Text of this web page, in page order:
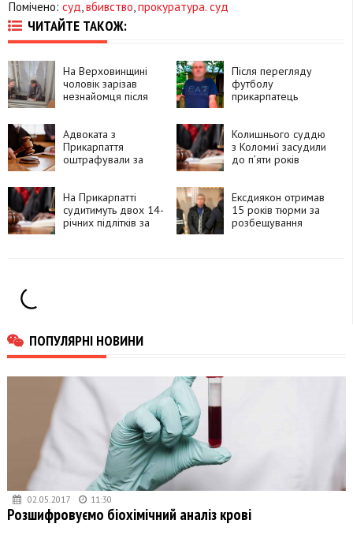
Помічено: суд вбивство прокуратура. суд
ЧИТАЙТЕ ТАКОЖ:
На Верховинщині
чоловік зарізав
незнайомця після
намагався видати
вбивство за
самогубство
Після перегляду
футболу
прикарпатець
Адвоката з
Прикарпаття
оштрафували за
Колишнього суддю
з Коломиї засудили
до п’яти років
На Прикарпатті
судитимуть двох 14-
річних підлітків за
Ексдиякон отримав
15 років тюрми за
розбещування
ПОПУЛЯРНІ НОВИНИ
02.05.2017 11:30
Розшифровуємо біохімічний аналіз крові